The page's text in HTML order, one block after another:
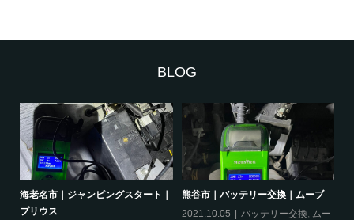
BLOG
海老名市｜ジャンピングスタート｜
プリウス
熊谷市｜バッテリー交換｜ムーブ
2021.10.05
バッテリー交換, ムー